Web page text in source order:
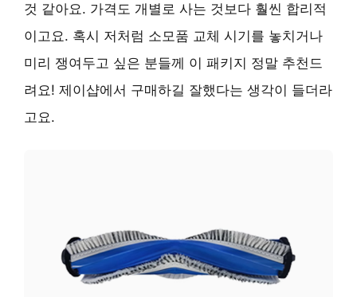
것 같아요. 가격도 개별로 사는 것보다 훨씬 합리적
이고요. 혹시 저처럼 소모품 교체 시기를 놓치거나
미리 쟁여두고 싶은 분들께 이 패키지 정말 추천드
려요! 제이샵에서 구매하길 잘했다는 생각이 들더라
고요.